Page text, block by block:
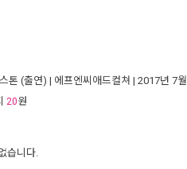
톤 (출연) | 에프엔씨애드컬쳐 | 2017년 7월
20원
습니다.